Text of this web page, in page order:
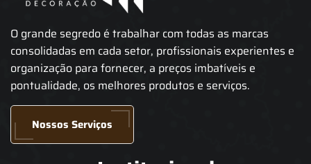
O grande segredo é trabalhar com todas as marcas
consolidadas em cada setor, profissionais experientes e
organização para fornecer, a preços imbatíveis e
pontualidade, os melhores produtos e serviços.
Nossos Serviços